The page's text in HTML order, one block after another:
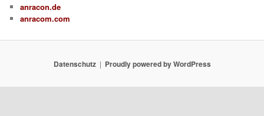
anracon.de
anracom.com
Datenschutz Proudly powered by WordPress